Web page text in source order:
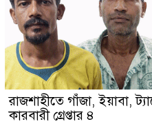
রাজশাহীতে গাঁজা, ইয়াবা,
কারবারী গ্রেপ্তার ৪